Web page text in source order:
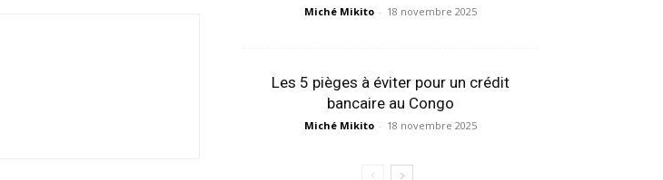
Miché Mikito - 18 novembre 2025
Les 5 pièges à éviter pour un crédit
bancaire au Congo
Miché Mikito - 18 novembre 2025